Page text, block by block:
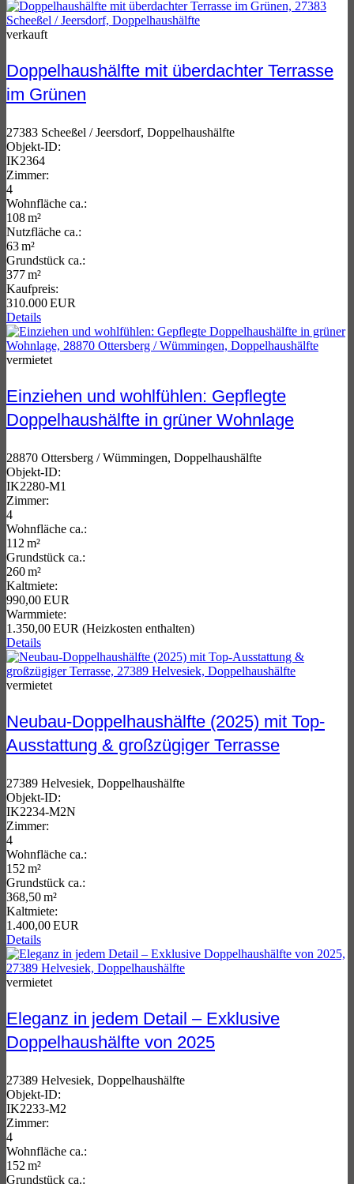
verkauft
Doppelhaushälfte mit überdachter Terrasse
im Grünen
27383 Scheeßel / Jeersdorf, Doppelhaushälfte
Objekt-ID:
IK2364
Zimmer:
4
Wohnfläche ca.:
108 m²
Nutzfläche ca.:
63 m²
Grund­stück ca.:
377 m²
Kaufpreis:
310.000 EUR
Details
vermietet
Einziehen und wohlfühlen: Gepflegte
Doppelhaushälfte in grüner Wohnlage
28870 Ottersberg / Wümmingen, Doppelhaushälfte
Objekt-ID:
IK2280-M1
Zimmer:
4
Wohnfläche ca.:
112 m²
Grund­stück ca.:
260 m²
Kaltmiete:
990,00 EUR
Warmmiete:
1.350,00 EUR (Heizkosten enthalten)
Details
vermietet
Neubau-Doppelhaushälfte (2025) mit Top-
Ausstattung & großzügiger Terrasse
27389 Helvesiek, Doppelhaushälfte
Objekt-ID:
IK2234-M2N
Zimmer:
4
Wohnfläche ca.:
152 m²
Grund­stück ca.:
368,50 m²
Kaltmiete:
1.400,00 EUR
Details
vermietet
Eleganz in jedem Detail – Exklusive
Doppelhaushälfte von 2025
27389 Helvesiek, Doppelhaushälfte
Objekt-ID:
IK2233-M2
Zimmer:
4
Wohnfläche ca.:
152 m²
Grund­stück ca.: